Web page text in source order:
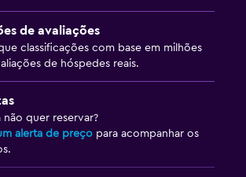
de avaliações
classificações com base em milhões
de hóspedes reais.
não quer reservar?
alerta de preço para acompanhar os